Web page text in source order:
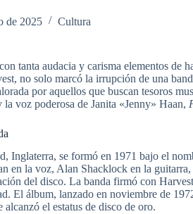
de 2025 Cultura
tanta audacia y carisma elementos
no solo marcó la irrupción de una
por aquellos que buscan tesoros
voz poderosa de Janita «Jenny» Haan,
Inglaterra, se formó en 1971 bajo el
en la voz, Alan Shacklock en la
del disco. La banda firmó con
El álbum, lanzado en noviembre de
alcanzó el estatus de disco de oro.